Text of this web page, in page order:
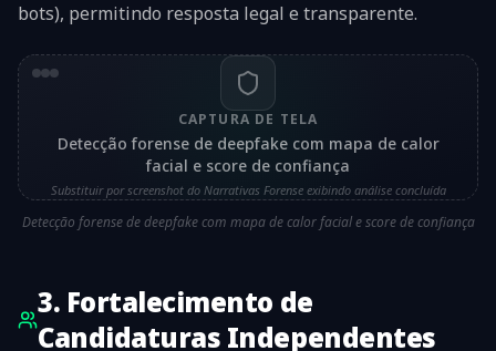
bots), permitindo resposta legal e transparente.
CAPTURA DE TELA
Detecção forense de deepfake com mapa de calor
facial e score de confiança
Substituir por screenshot do Narrativas Forense exibindo análise concluída
Detecção forense de deepfake com mapa de calor facial e score de confiança
3. Fortalecimento de
Candidaturas Independentes